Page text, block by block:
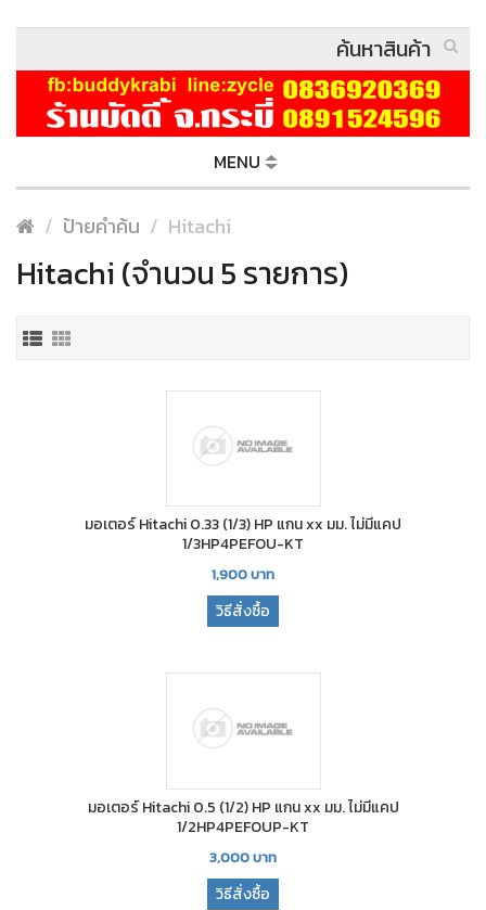
MENU
ป้ายคำค้น Hitachi
Hitachi (จำนวน 5 รายการ)
มอเตอร์ Hitachi 0.33 (1/3) HP แกน xx มม. ไม่มีแคป
1/3HP4PEFOU-KT
1,900บาท
วิธีสั่งซื้อ
มอเตอร์ Hitachi 0.5 (1/2) HP แกน xx มม. ไม่มีแคป
1/2HP4PEFOUP-KT
3,000บาท
วิธีสั่งซื้อ